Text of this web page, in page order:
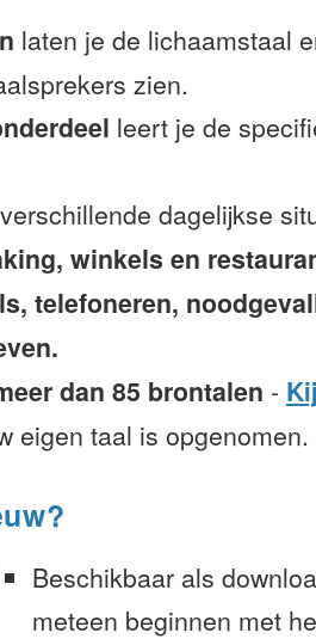
laten je de lichaamstaal
zien.
leert je de
dagelijkse
winkels en
telefoneren,
dan 85 brontalen -
eigen taal is opgenomen.
Beschikbaar als
meteen beginnen met